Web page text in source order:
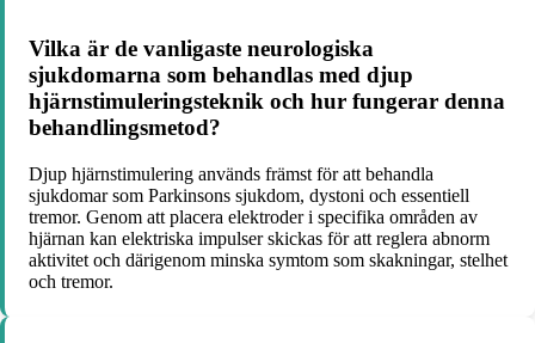
Vilka är de vanligaste neurologiska
sjukdomarna som behandlas med djup
hjärnstimuleringsteknik och hur fungerar denna
behandlingsmetod?
Djup hjärnstimulering används främst för att behandla
sjukdomar som Parkinsons sjukdom, dystoni och essentiell
tremor. Genom att placera elektroder i specifika områden av
hjärnan kan elektriska impulser skickas för att reglera abnorm
aktivitet och därigenom minska symtom som skakningar, stelhet
och tremor.